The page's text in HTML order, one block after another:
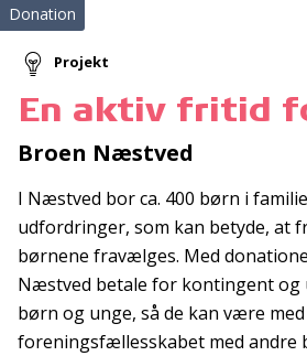
Donation
Projekt
En aktiv fritid
Broen Næstved
I Næstved bor ca. 400 børn i
udfordringer, som kan betyde, at
børnene fravælges. Med
Næstved betale for kontingent og
børn og unge, så de kan være
foreningsfællesskabet med andre
Tilmeld nyhedsbrev